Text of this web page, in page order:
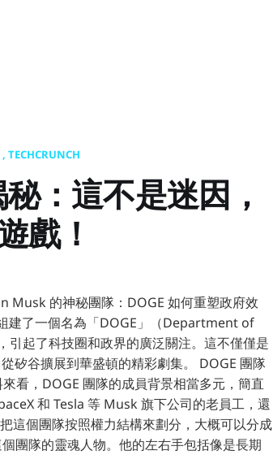
TECHCRUNCH
：這不是迷因，
戲！
Musk 的神秘團隊：DOGE 如何重塑政府效
建了一個名為「DOGE」（Department of
起了科技圈和政界的廣泛關注。這不僅僅是
矽谷擴展到華盛頓的精彩劇集。 DOGE 團隊
看，DOGE 團隊的成員背景相當多元，簡直
和 Tesla 等 Musk 旗下公司的老員工，還
這個團隊按照權力結構來劃分，大概可以分成
團隊的靈魂人物。他的左右手包括像是長期